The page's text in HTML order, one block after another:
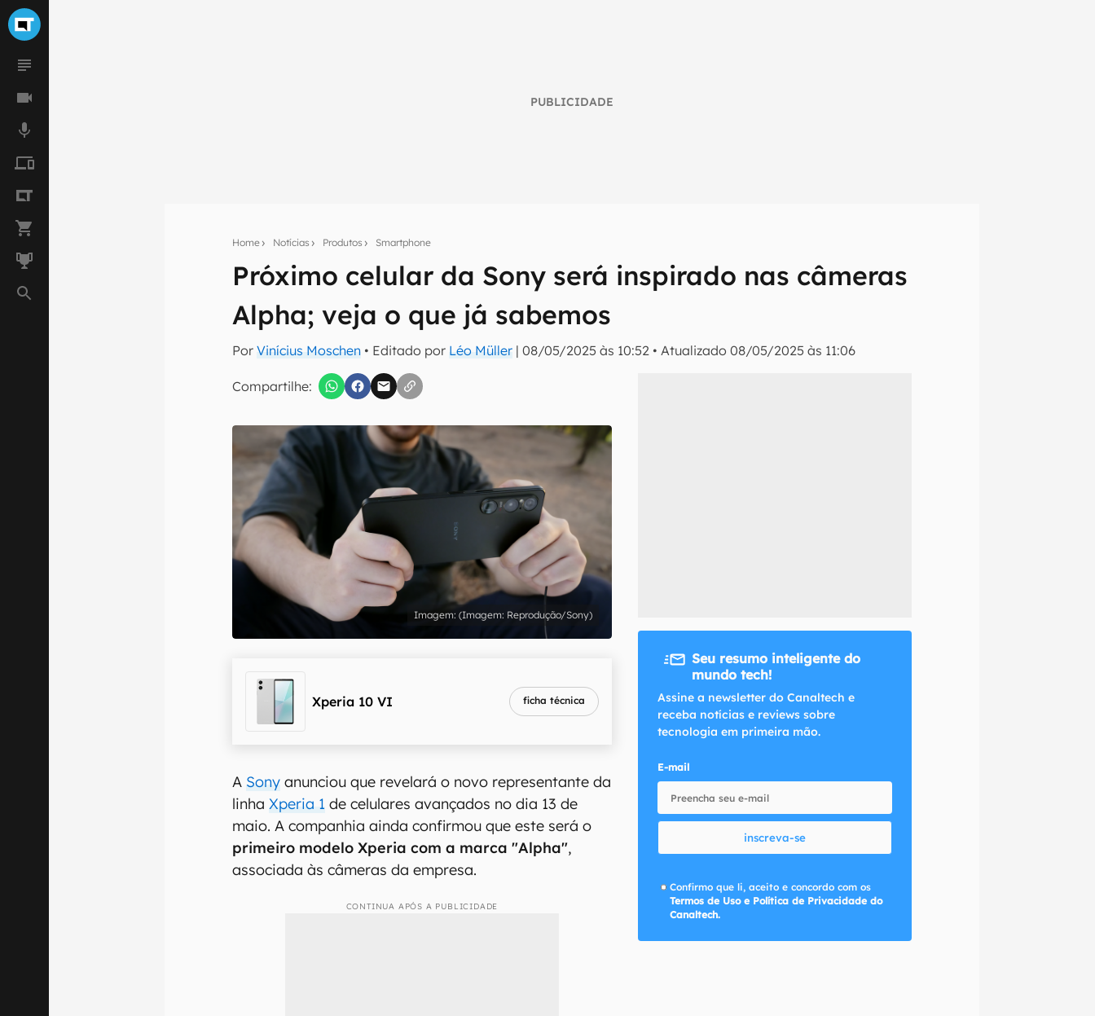
PUBLICIDADE
Home Notícias Produtos Smartphone
Próximo celular da Sony será inspirado nas câmeras
Alpha; veja o que já sabemos
PorVinícius Moschen • Editado por Léo Müller |08/05/2025 às 10:52 •Atualizado08/05/2025 às 11:06
Compartilhe:
Seu resumo inteligente do mundo tech!
Assine a newsletter do Canaltech e receba notícias e reviews sobre tecnologia em primeira
inscreva-se
Confirmo que li, aceito e concordo com os Termos de Uso e Política de Privacidade do Canaltech.
(Imagem: Reprodução/Sony)
Xperia 10 VI ficha técnica
A Sony anunciou que revelará o novo representante da
linhaXperia 1 de celulares avançados no dia 13 de
maio. A companhia ainda confirmou que este será o
primeiro modelo Xperia com a marca "Alpha",
associada às câmeras da empresa.
CONTINUA APÓS A PUBLICIDADE
Seu resumo inteligente do
mundo tech!
Assine a newsletter do Canaltech e
receba notícias e reviews sobre
tecnologia em primeira mão.
E-mail
inscreva-se
Confirmo que li, aceito e concordo com os
Termos de Uso e Política de Privacidade do
Canaltech.